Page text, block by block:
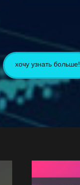
хочу узнать больше!